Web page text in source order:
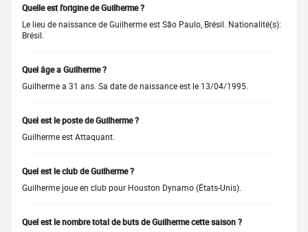
Quelle est l'origine de Guilherme ?
Le lieu de naissance de Guilherme est São Paulo, Brésil. Nationalité(s):
Brésil.
Quel âge a Guilherme ?
Guilherme a 31 ans. Sa date de naissance est le 13/04/1995.
Quel est le poste de Guilherme ?
Guilherme est Attaquant.
Quel est le club de Guilherme ?
Guilherme joue en club pour Houston Dynamo (États-Unis).
Quel est le nombre total de buts de Guilherme cette saison ?